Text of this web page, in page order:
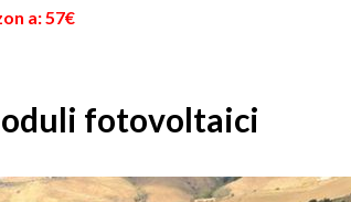
a: 57€
fotovoltaici